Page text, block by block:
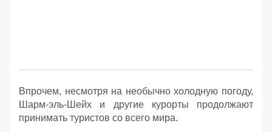
Впрочем, несмотря на необычно холодную погоду,
Шарм-эль-Шейх и другие курорты продолжают
принимать туристов со всего мира.